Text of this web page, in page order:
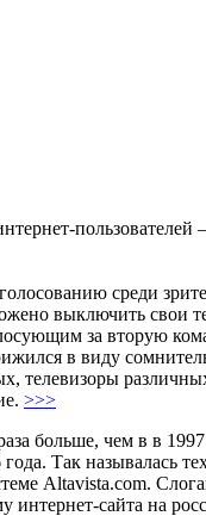
среди
выключить свои
за вторую
в виду
телевизоры
>>>
больше, чем в в
Так называлась
Altavista.com.
интернет-сайта на